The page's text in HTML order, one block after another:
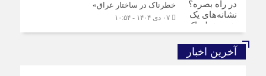
خطرناک در ساختار عراق»
۰۷ دی ۱۴۰۴ - ۱۰:۵۴
آخرین اخبار